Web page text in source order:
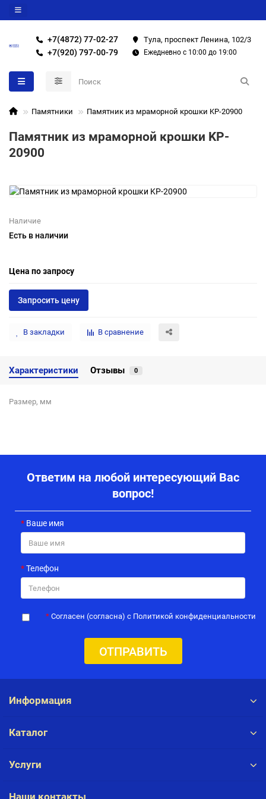
+7(4872) 77-02-27
+7(920) 797-00-79
Тула, проспект Ленина, 102/3
Ежедневно с 10:00 до 19:00
Памятники Памятник из мраморной крошки KP-20900
Памятник из мраморной крошки KP-
20900
Наличие
Есть в наличии
Цена по запросу
Запросить цену
В закладки В сравнение
Характеристики Отзывы 0
Размер, мм
Ответим на любой интересующий Вас
вопрос!
Ваше имя
Телефон
Согласен (согласна) с Политикой конфиденциальности
ОТПРАВИТЬ
Информация
Каталог
Услуги
Наши контакты